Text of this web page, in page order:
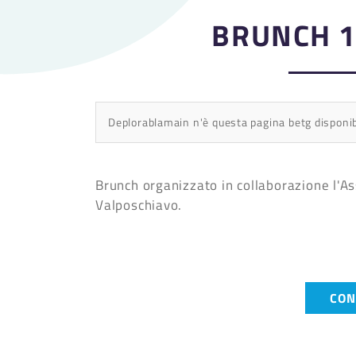
BRUNCH
Deplorablamain n'è questa pagina betg
Brunch organizzato in collaborazione
Valposchiavo.